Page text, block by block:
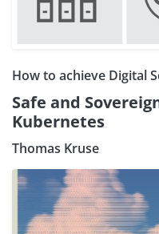
How to achieve Digital
Safe and
Kubernetes
Thomas Kruse